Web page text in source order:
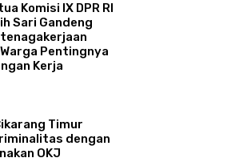
Komisi IX DPR RI
Sari Gandeng
Pentingnya
Kerja
Timur
dengan
OKJ